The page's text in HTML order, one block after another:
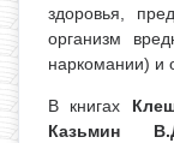
здоровья,
организм
наркомании) и
В книгах
Казьмин